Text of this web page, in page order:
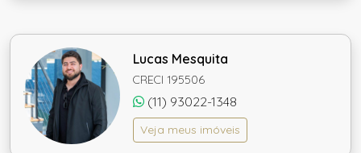
Lucas Mesquita
CRECI 195506
(11) 93022-1348
Veja meus imóveis